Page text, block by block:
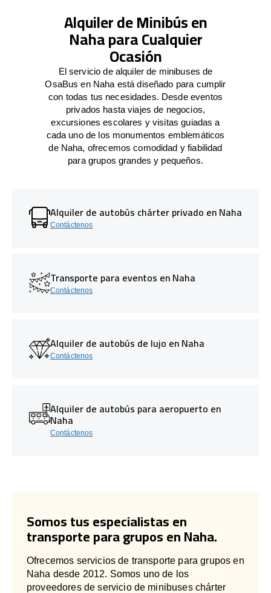
Alquiler de Minibús en
Naha para Cualquier
Ocasión
El servicio de alquiler de minibuses de
OsaBus en Naha está diseñado para cumplir
con todas tus necesidades. Desde eventos
privados hasta viajes de negocios,
excursiones escolares y visitas guiadas a
cada uno de los monumentos emblemáticos
de Naha, ofrecemos comodidad y fiabilidad
para grupos grandes y pequeños.
Alquiler de autobús chárter privado en Naha
Contáctenos
Transporte para eventos en Naha
Contáctenos
Alquiler de autobús de lujo en Naha
Contáctenos
Alquiler de autobús para aeropuerto en
Naha
Contáctenos
Somos tus especialistas en
transporte para grupos en Naha.
Ofrecemos servicios de transporte para grupos en
Naha desde 2012. Somos uno de los
proveedores de servicio de minibuses chárter